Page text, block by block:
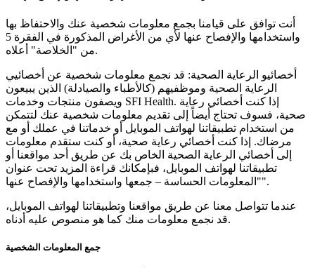
أنت توافق على قيامنا بجمع معلومات شخصية عنك والاحتفاظ بها
واستخدامها والإفصاح عنها لأي من الأغراض المذكورة في الفقرة 5
من "الخلاصة" أعلاه.
أخصائيو الرعاية الصحية: قد نجمع معلومات شخصية عن أخصائيي
الرعاية الصحية وموظفيهم (كالأطباء والصيادلة) الذين يبيعون
ويصفون منتجات وخدمات SFI Health. إذا كنت أخصائي رعاية
صحية، فسوف تحتاج أيضاً إلى تقديم معلومات شخصية عنك لتتمكن
من استخدام تطبيقاتنا لهواتف الموبايل أو خدماتنا في عملك أو مع
مرضاك. إذا كنت أخصائي رعاية صحية، أو كنت ستقدم معلومات
إلى أخصائي الرعاية الصحية الخاص بك عن طريق أحد مواقعنا أو
تطبيقاتنا لهواتف الموبايل، فبإمكانك قراءة المزيد تحت عنوان
"المعلومات الحساسة – جمعها واستخدامها والإفصاح عنها".
عندما تتواصل معنا عن طريق مواقعنا وتطبيقاتنا لهواتف الموبايل،
قد نجمع معلومات منك كما هو منصوص عليه أدناه.
جمع المعلومات الشخصية